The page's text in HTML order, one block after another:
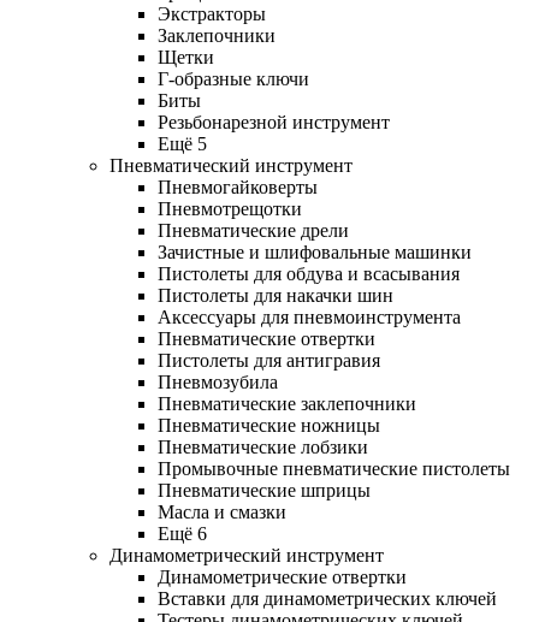
Экстракторы
Заклепочники
Щетки
Г-образные ключи
Биты
Резьбонарезной инструмент
Ещё 5
Пневматический инструмент
Пневмогайковерты
Пневмотрещотки
Пневматические дрели
Зачистные и шлифовальные машинки
Пистолеты для обдува и всасывания
Пистолеты для накачки шин
Аксессуары для пневмоинструмента
Пневматические отвертки
Пистолеты для антигравия
Пневмозубила
Пневматические заклепочники
Пневматические ножницы
Пневматические лобзики
Промывочные пневматические пистолеты
Пневматические шприцы
Масла и смазки
Ещё 6
Динамометрический инструмент
Динамометрические отвертки
Вставки для динамометрических ключей